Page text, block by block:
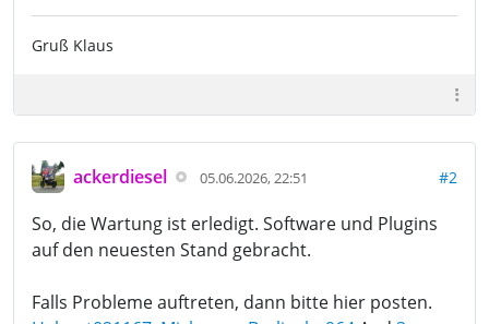
Gruß Klaus
ackerdiesel 05.06.2026, 22:51 #2
So, die Wartung ist erledigt. Software und Plugins
auf den neuesten Stand gebracht.
Falls Probleme auftreten, dann bitte hier posten.